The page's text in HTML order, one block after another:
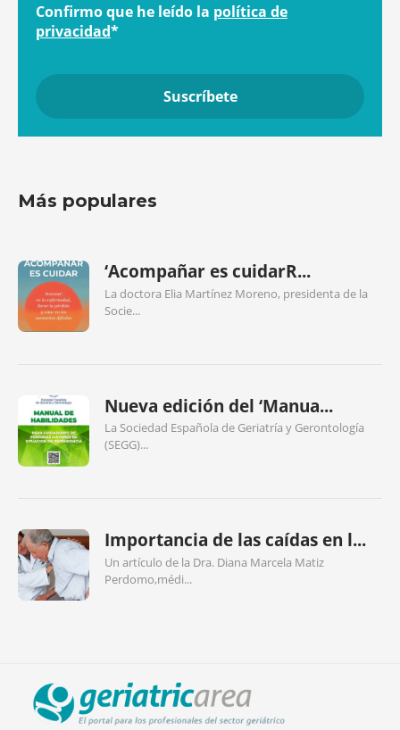
Confirmo que he leído la política de
privacidad*
Más populares
‘Acompañar es cuidarR...
La doctora Elia Martínez Moreno, presidenta de la
Socie...
Nueva edición del ‘Manua...
La Sociedad Española de Geriatría y Gerontología
(SEGG)...
Importancia de las caídas en l...
Un artículo de la Dra. Diana Marcela Matiz
Perdomo,médi...